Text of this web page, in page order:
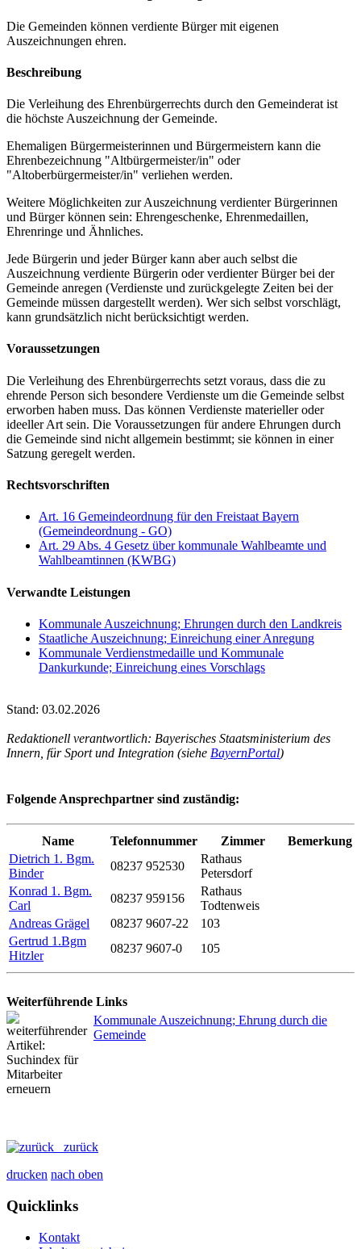
Die Gemeinden können verdiente Bürger mit eigenen
Auszeichnungen ehren.
Beschreibung
Die Verleihung des Ehrenbürgerrechts durch den Gemeinderat ist
die höchste Auszeichnung der Gemeinde.
Ehemaligen Bürgermeisterinnen und Bürgermeistern kann die
Ehrenbezeichnung "Altbürgermeister/in" oder
"Altoberbürgermeister/in" verliehen werden.
Weitere Möglichkeiten zur Auszeichnung verdienter Bürgerinnen
und Bürger können sein: Ehrengeschenke, Ehrenmedaillen,
Ehrenringe und Ähnliches.
Jede Bürgerin und jeder Bürger kann aber auch selbst die
Auszeichnung verdiente Bürgerin oder verdienter Bürger bei der
Gemeinde anregen (Verdienste und zurückgelegte Zeiten bei der
Gemeinde müssen dargestellt werden). Wer sich selbst vorschlägt,
kann grundsätzlich nicht berücksichtigt werden.
Voraussetzungen
Die Verleihung des Ehrenbürgerrechts setzt voraus, dass die zu
ehrende Person sich besondere Verdienste um die Gemeinde selbst
erworben haben muss. Das können Verdienste materieller oder
ideeller Art sein. Die Voraussetzungen für andere Ehrungen durch
die Gemeinde sind nicht allgemein bestimmt; sie können in einer
Satzung geregelt werden.
Rechtsvorschriften
Art. 16 Gemeindeordnung für den Freistaat Bayern
(Gemeindeordnung - GO)
Art. 29 Abs. 4 Gesetz über kommunale Wahlbeamte und
Wahlbeamtinnen (KWBG)
Verwandte Leistungen
Kommunale Auszeichnung; Ehrungen durch den Landkreis
Staatliche Auszeichnung; Einreichung einer Anregung
Kommunale Verdienstmedaille und Kommunale
Dankurkunde; Einreichung eines Vorschlags
Stand: 03.02.2026
Redaktionell verantwortlich: Bayerisches Staatsministerium des
Innern, für Sport und Integration (siehe BayernPortal)
Folgende Ansprechpartner sind zuständig:
Name Telefonnummer Zimmer
Bemerkung
Dietrich 1. Bgm.
Binder
08237 952530
Rathaus
Petersdorf
Konrad 1. Bgm.
Carl
08237 959156
Rathaus
Todtenweis
Andreas Grägel
08237 9607-22
103
Gertrud 1.Bgm
Hitzler
08237 9607-0 105
Weiterführende Links
Kommunale Auszeichnung; Ehrung durch die
Gemeinde
zurück
drucken nach oben
Quicklinks
Kontakt